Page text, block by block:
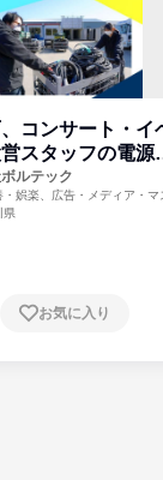
コンサート・イ
スタッフの電源
ルテック
・娯楽、広告・メディア・マ
ス・水道・エネルギー
県
お気に入り